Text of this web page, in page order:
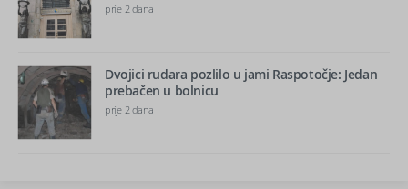
prije 2 dana
Dvojici rudara pozlilo u jami Raspotočje: Jedan
prebačen u bolnicu
prije 2 dana